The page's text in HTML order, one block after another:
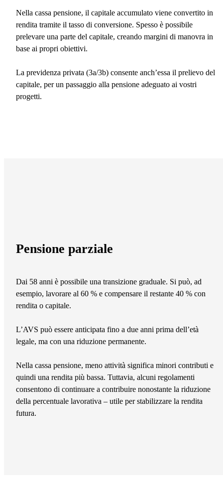
Nella cassa pensione, il capitale accumulato viene convertito in
rendita tramite il tasso di conversione. Spesso è possibile
prelevare una parte del capitale, creando margini di manovra in
base ai propri obiettivi.
La previdenza privata (3a/3b) consente anch’essa il prelievo del
capitale, per un passaggio alla pensione adeguato ai vostri
progetti.
Pensione parziale
Dai 58 anni è possibile una transizione graduale. Si può, ad
esempio, lavorare al 60 % e compensare il restante 40 % con
rendita o capitale.
L’AVS può essere anticipata fino a due anni prima dell’età
legale, ma con una riduzione permanente.
Nella cassa pensione, meno attività significa minori contributi e
quindi una rendita più bassa. Tuttavia, alcuni regolamenti
consentono di continuare a contribuire nonostante la riduzione
della percentuale lavorativa – utile per stabilizzare la rendita
futura.